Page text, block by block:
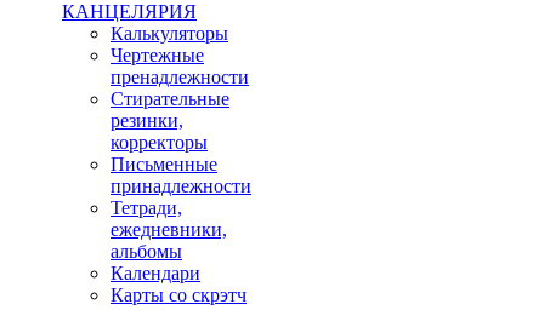
КАНЦЕЛЯРИЯ
Калькуляторы
Чертежные
пренадлежности
Стирательные
резинки,
корректоры
Письменные
принадлежности
Тетради,
ежедневники,
альбомы
Календари
Карты со скрэтч